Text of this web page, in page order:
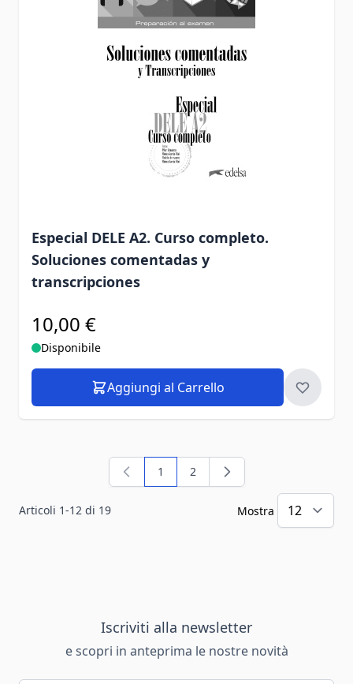
Especial DELE A2. Curso completo.
Soluciones comentadas y
transcripciones
10,00 €
Disponibile
Aggiungi al Carrello
Articoli 1-12 di 19
Attualmente stai leggendo la pagina
1 Pagina
2
Mostra
Iscriviti alla newsletter
e scopri in anteprima le nostre novità